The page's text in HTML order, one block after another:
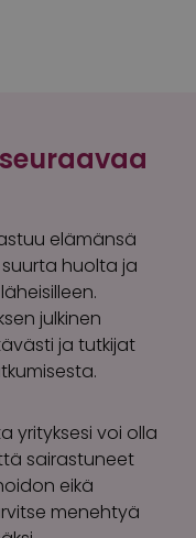
elämänsä
huolta ja
julkinen
ja tutkijat
yrityksesi voi olla
sairastuneet
eikä
menehtyä